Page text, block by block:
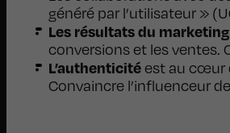
généré par l’utilisateur »
Les résultats du
conversions et les ventes.
L’authenticitéest au cœur
Convaincre l’influenceur